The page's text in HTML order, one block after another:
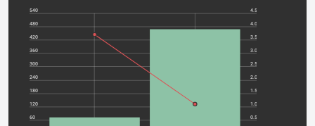
60
120
180
240
300
360
420
480
540
0.5
1.0
1.5
2.0
2.5
3.0
3.5
4.0
4.5